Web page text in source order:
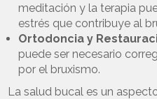
meditación y la terapia
estrés que contribuye al
Ortodoncia y
puede ser necesario
por el bruxismo.
La salud bucal es un